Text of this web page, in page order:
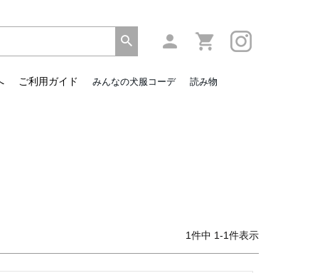
ご利用ガイド みんなの犬服コーデ 読み物
1件中 1-1件表示